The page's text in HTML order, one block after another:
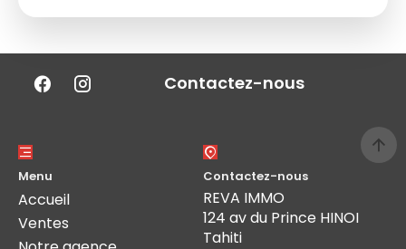
Contactez-nous
Menu
Accueil
Ventes
Contactez-nous
REVA IMMO
124 av du Prince HINOI
Tahiti